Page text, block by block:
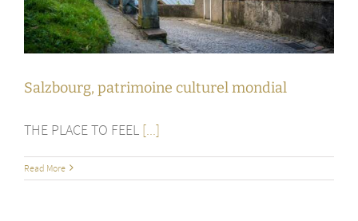
Salzbourg, patrimoine culturel mondial
THE PLACE TO FEEL [...]
Read More